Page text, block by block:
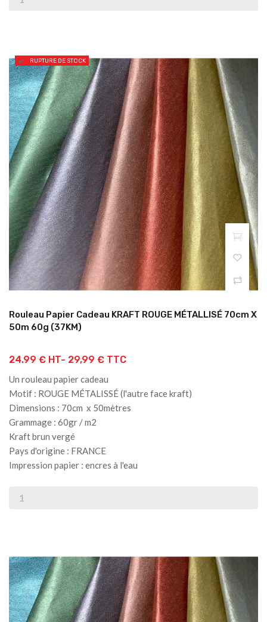
Rouleau Papier Cadeau KRAFT ROUGE MÉTALLISÉ 70cm X
50m 60g (37KM)
24.99 € HT- 29,99 € TTC
Un rouleau papier cadeau
Motif : ROUGE MÉTALISSÉ (l'autre face kraft)
Dimensions : 70cm x 50mètres
Grammage : 60gr / m2
Kraft brun vergé
Pays d'origine : FRANCE
Impression papier : encres à l'eau
RUPTURE DE STOCK